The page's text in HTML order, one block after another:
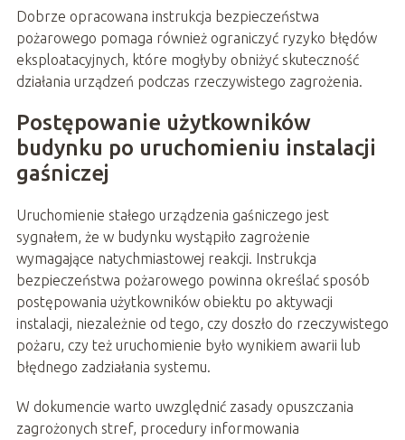
Dobrze opracowana instrukcja bezpieczeństwa
pożarowego pomaga również ograniczyć ryzyko błędów
eksploatacyjnych, które mogłyby obniżyć skuteczność
działania urządzeń podczas rzeczywistego zagrożenia.
Postępowanie użytkowników
budynku po uruchomieniu instalacji
gaśniczej
Uruchomienie stałego urządzenia gaśniczego jest
sygnałem, że w budynku wystąpiło zagrożenie
wymagające natychmiastowej reakcji. Instrukcja
bezpieczeństwa pożarowego powinna określać sposób
postępowania użytkowników obiektu po aktywacji
instalacji, niezależnie od tego, czy doszło do rzeczywistego
pożaru, czy też uruchomienie było wynikiem awarii lub
błędnego zadziałania systemu.
W dokumencie warto uwzględnić zasady opuszczania
zagrożonych stref, procedury informowania